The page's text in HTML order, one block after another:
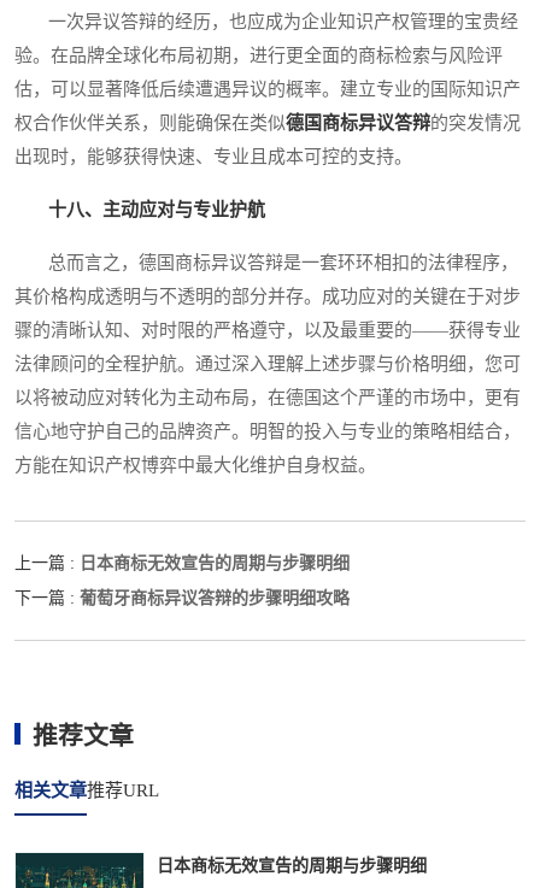
一次异议答辩的经历，也应成为企业知识产权管理的宝贵经
验。在品牌全球化布局初期，进行更全面的商标检索与风险评
估，可以显著降低后续遭遇异议的概率。建立专业的国际知识产
权合作伙伴关系，则能确保在类似德国商标异议答辩的突发情况
出现时，能够获得快速、专业且成本可控的支持。
十八、主动应对与专业护航
总而言之，德国商标异议答辩是一套环环相扣的法律程序，
其价格构成透明与不透明的部分并存。成功应对的关键在于对步
骤的清晰认知、对时限的严格遵守，以及最重要的——获得专业
法律顾问的全程护航。通过深入理解上述步骤与价格明细，您可
以将被动应对转化为主动布局，在德国这个严谨的市场中，更有
信心地守护自己的品牌资产。明智的投入与专业的策略相结合，
方能在知识产权博弈中最大化维护自身权益。
上一篇 : 日本商标无效宣告的周期与步骤明细
下一篇 : 葡萄牙商标异议答辩的步骤明细攻略
推荐文章
相关文章推荐URL
日本商标无效宣告的周期与步骤明细